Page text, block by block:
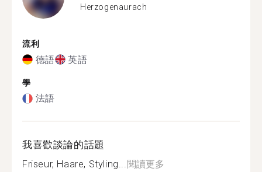
Herzogenaurach
流利
德語 英語
學
法語
我喜歡談論的話題
Friseur, Haare, Styling...閱讀更多